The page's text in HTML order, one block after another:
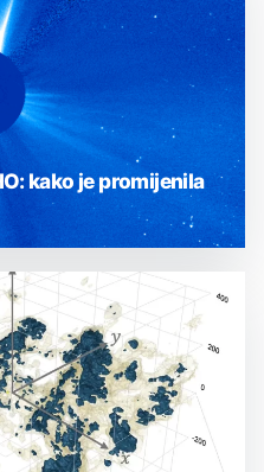
kako je promijenila